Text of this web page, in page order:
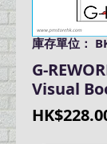
庫存單位：
G-
Visual